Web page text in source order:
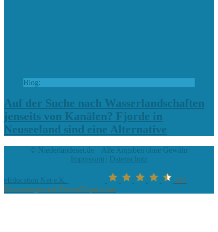
Blog:
Auf der Suche nach Wasserlandschaften
jenseits von Kanälen? Fjorde in
Neuseeland sind eine Alternative
© Niederlandenet.de – Alle Angaben ohne Gewähr
Impressum | Datenschutz
eEducation Net e.K.
221
Bewertungen auf ProvenExpert.com